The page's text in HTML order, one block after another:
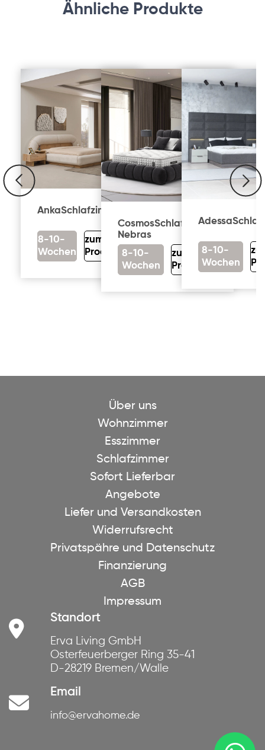
Ähnliche Produkte
AnkaSchlafzimmer
8-10-
Wochen
zum
Produkt
Cosmos
Nebras
Schlafzimmer
8-10-
Wochen
zum
Produkt
Adessa
8-10-
Wochen
Über uns
Wohnzimmer
Esszimmer
Schlafzimmer
Sofort Lieferbar
Angebote
Liefer und Versandkosten
Widerrufsrecht
Privatspähre und Datenschutz
Finanzierung
AGB
Impressum
Standort
Erva Living GmbH
Osterfeuerberger Ring 35-41
D-28219 Bremen/Walle
Email
info@ervahome.de